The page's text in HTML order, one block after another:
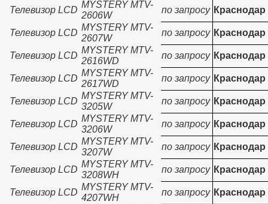
Телевизор LCD
MYSTERY MTV-
2606W
по запросу Краснодар
Телевизор LCD
MYSTERY MTV-
2607W
по запросу Краснодар
Телевизор LCD
MYSTERY MTV-
2616WD
по запросу Краснодар
Телевизор LCD
MYSTERY MTV-
2617WD
по запросу Краснодар
Телевизор LCD
MYSTERY MTV-
3205W
по запросу Краснодар
Телевизор LCD
MYSTERY MTV-
3206W
по запросу Краснодар
Телевизор LCD
MYSTERY MTV-
3207W
по запросу Краснодар
Телевизор LCD
MYSTERY MTV-
3208WH
по запросу Краснодар
Телевизор LCD
MYSTERY MTV-
4207WH
по запросу Краснодар